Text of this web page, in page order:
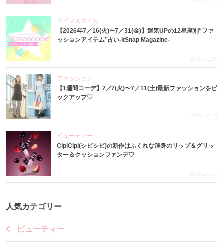
2026.7.22
ライフスタイル
【2026年7／16(火)〜7／31(金)】運気UPの12星座別“ファ
ッションアイテム”占い-itSnap Magazine-
2026.7.16
ファッション
【1週間コーデ】7／7(火)〜7／11(土)最新ファッションをピ
ックアップ♡
2026.7.15
ビューティー
CipiCipi(シピシピ)の新作はふくれな渾身のリップ＆グリッ
ター＆クッションファンデ♡
2026.7.14
人気カテゴリー
ビューティー